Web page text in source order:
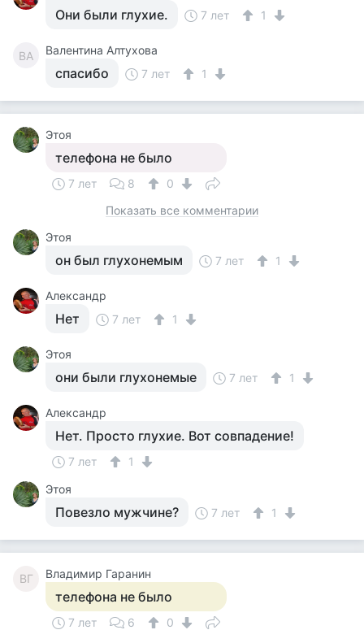
Они были глухие. 7 лет 1
ВА Валентина Алтухова
спасибо 7 лет 1
Этоя
телефона не было
7 лет 8
0
Показать все комментарии
Этоя
он был глухонемым 7 лет 1
Александр
Нет 7 лет 1
Этоя
они были глухонемые 7 лет 1
Александр
Нет. Просто глухие. Вот совпадение!
7 лет
1
Этоя
Повезло мужчине? 7 лет 1
ВГ Владимир Гаранин
телефона не было
7 лет 6
0